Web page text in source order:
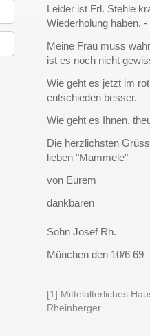
Leider ist Frl. Stehle
Wiederholung haben. -
Meine Frau muss
ist es noch nicht
Wie geht es jetzt im
entschieden besser.
Wie geht es Ihnen,
Die herzlichsten
lieben "Mammele"
von Eurem
dankbaren
Sohn Josef Rh.
München den 10/6 69
[1] Mittelalterliches
Rheinberger.